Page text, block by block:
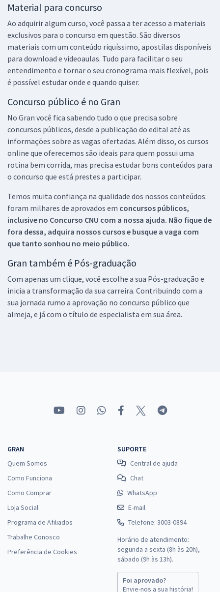
Material para concurso
Ao adquirir algum curso, você passa a ter acesso a materiais
exclusivos para o concurso em questão. São diversos
materiais com um conteúdo riquíssimo, apostilas disponíveis
para download e videoaulas. Tudo para facilitar o seu
entendimento e tornar o seu cronograma mais flexível, pois
é possível estudar onde e quando quiser.
Concurso público é no Gran
No Gran você fica sabendo tudo o que precisa sobre
concursos públicos, desde a publicação do edital até as
informações sobre as vagas ofertadas. Além disso, os cursos
online que oferecemos são ideais para quem possui uma
rotina bem corrida, mas precisa estudar bons conteúdos para
o concurso que está prestes a participar.
Temos muita confiança na qualidade dos nossos conteúdos:
foram milhares de aprovados em concursos públicos,
inclusive no Concurso CNU com a nossa ajuda. Não fique de
fora dessa, adquira nossos cursos e busque a vaga com
que tanto sonhou no meio público.
Gran também é Pós-graduação
Com apenas um clique, você escolhe a sua Pós-graduação e
inicia a transformação da sua carreira. Contribuindo com a
sua jornada rumo a aprovação no concurso público que
almeja, e já com o título de especialista em sua área.
GRAN
Quem Somos
Como Funciona
Como Comprar
Loja Social
Programa de Afiliados
Trabalhe Conosco
Preferência de Cookies
SUPORTE
Central de ajuda
Chat
WhatsApp
E-mail
Telefone: 3003-0894
Horário de atendimento:
segunda a sexta (8h às 20h),
sábado (9h às 13h).
Foi aprovado?
Envie-nos a sua história!